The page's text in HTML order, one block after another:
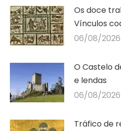
Os doce
Vínculos
06/08/2026
O Castelo
e lendas
06/08/2026
Tráfico de